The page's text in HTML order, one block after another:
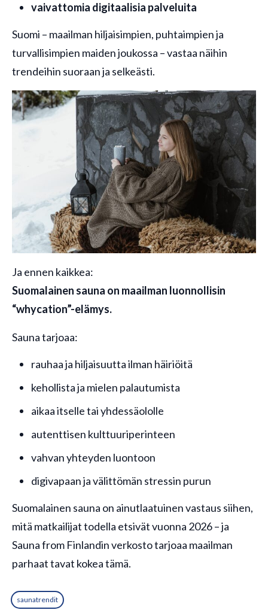
vaivattomia digitaalisia palveluita
Suomi – maailman hiljaisimpien, puhtaimpien ja
turvallisimpien maiden joukossa – vastaa näihin
trendeihin suoraan ja selkeästi.
Ja ennen kaikkea:
Suomalainen sauna on maailman luonnollisin
“whycation”-elämys.
Sauna tarjoaa:
rauhaa ja hiljaisuutta ilman häiriöitä
kehollista ja mielen palautumista
aikaa itselle tai yhdessäololle
autenttisen kulttuuriperinteen
vahvan yhteyden luontoon
digivapaan ja välittömän stressin purun
Suomalainen sauna on ainutlaatuinen vastaus siihen,
mitä matkailijat todella etsivät vuonna 2026 – ja
Sauna from Finlandin verkosto tarjoaa maailman
parhaat tavat kokea tämä.
saunatrendit